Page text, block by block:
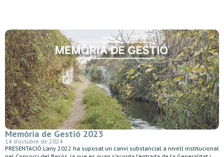
Memòria de Gestió 2023
14 d'octubre de 2024
PRESENTACIÓ L’any 2022 ha suposat un canvi substancial a nivell institucional